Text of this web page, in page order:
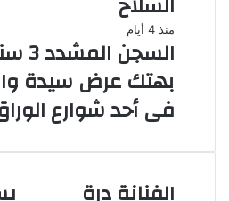
منذ 4 أيام
بهتك عرض سيدة
فى أحد شوارع
يسرا
الفنانة